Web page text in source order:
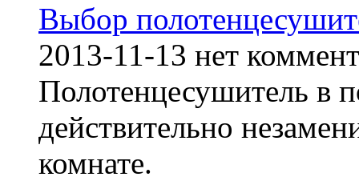
Выбор
2013-11-13 нет
Полотенцесушитель в
действительно
комнате.